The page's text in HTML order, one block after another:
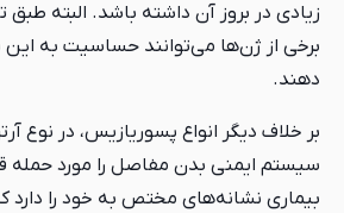
زیادی در بروز آن داشته باشد. البته
برخی از ژن‌ها می‌توانند حساسیت به این
دهند.
بر خلاف دیگر انواع پسوریازیس، در نوع
سیستم ایمنی بدن مفاصل را مورد حمله
بیماری نشانه‌های مختص به خود را دارد